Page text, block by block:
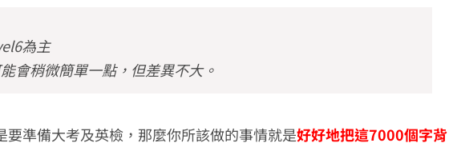
為主
會稍微簡單一點，但差異不大。
準備大考及英檢，那麼你所該做的事情就是好好地把這7000個字背